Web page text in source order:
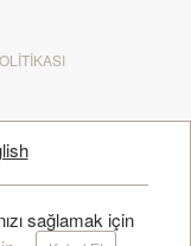
sağlamak için